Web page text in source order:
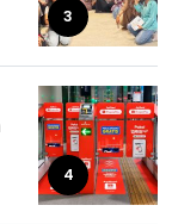
3
4